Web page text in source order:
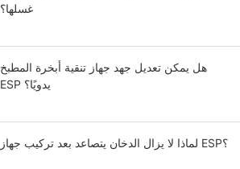
غسلها؟
هل يمكن تعديل جهد جهاز تنقية أبخرة المطبخ
ESP يدويًا؟
لماذا لا يزال الدخان يتصاعد بعد تركيب جهاز ESP؟